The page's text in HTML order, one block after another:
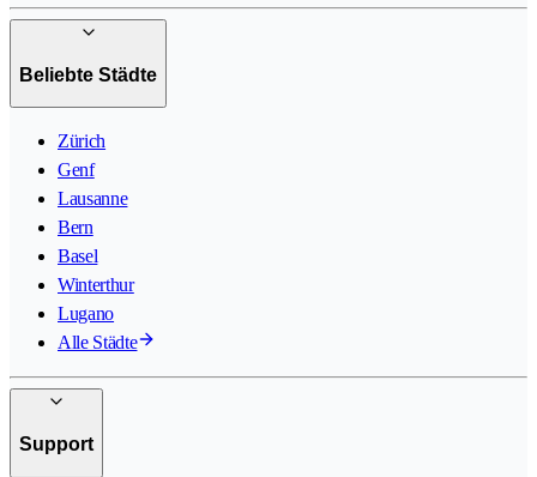
Beliebte Städte
Zürich
Genf
Lausanne
Bern
Basel
Winterthur
Lugano
Alle Städte
Support